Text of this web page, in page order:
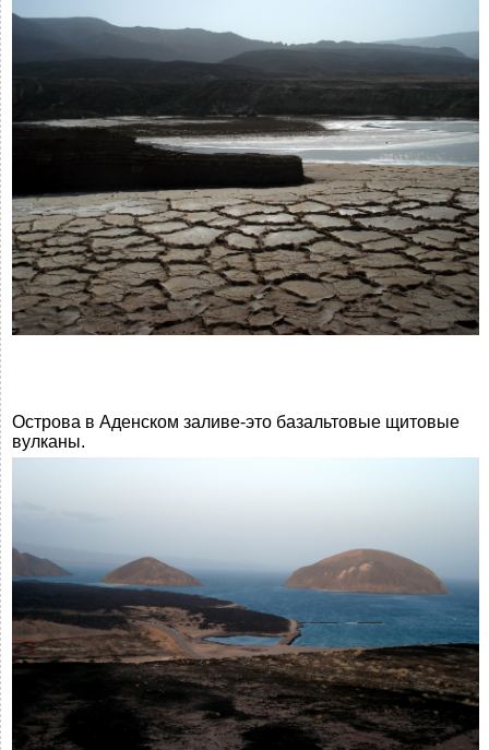
Острова в Аденском заливе-это базальтовые щитовые
вулканы.